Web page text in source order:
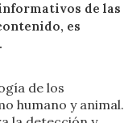
de las
es
de los
humano y animal.